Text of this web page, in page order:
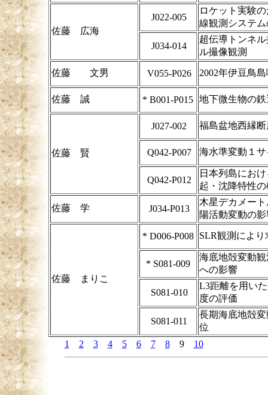
佐藤 広海
J022-005
ロケット実験
線観測システ
J034-014
超伝導トンネ
ル撮像観測
佐藤 文男 V055-P026 2002年伊豆鳥
佐藤 誠 * B001-P015 地下微生物の
佐藤 賢
J027-002 福島盆地西縁
Q042-P007 海水準変動１
Q042-P012
日本列島にお
起・沈降特性
佐藤 学 J034-P013
木星デカメー
陽活動変動の
佐藤 まりこ
* D006-P008 SLR観測によ
* S081-009
海底地殻変動
への影響
S081-010
L3距離を用い
度の評価
S081-011
長期海底地殻
位
1
2 3 4 5 6 7 89 10